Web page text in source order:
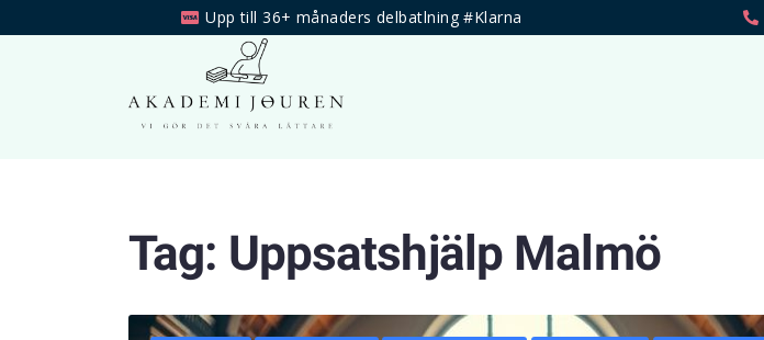
Upp till 36+ månaders delbatlning #Klarna
Tag: Uppsatshjälp Malmö